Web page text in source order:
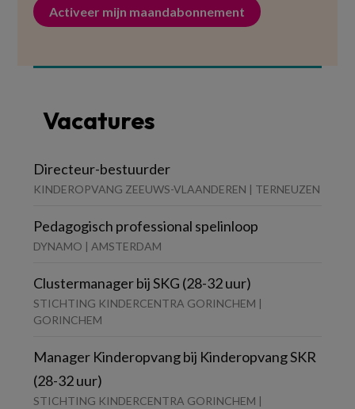
Activeer mijn maandabonnement
Vacatures
Directeur-bestuurder
KINDEROPVANG ZEEUWS-VLAANDEREN | TERNEUZEN
Pedagogisch professional spelinloop
DYNAMO | AMSTERDAM
Clustermanager bij SKG (28-32 uur)
STICHTING KINDERCENTRA GORINCHEM |
GORINCHEM
Manager Kinderopvang bij Kinderopvang SKR
(28-32 uur)
STICHTING KINDERCENTRA GORINCHEM |